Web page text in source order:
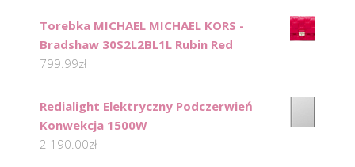
Torebka MICHAEL MICHAEL KORS -
Bradshaw 30S2L2BL1L Rubin Red
799.99zł
Redialight Elektryczny Podczerwień
Konwekcja 1500W
2 190.00zł